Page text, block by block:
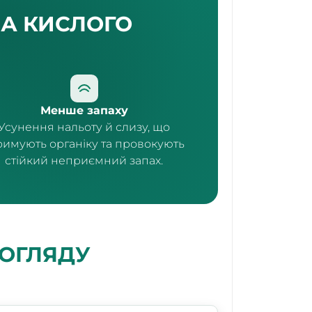
КИСЛОГО
Менше запаху
нальоту й слизу, що
органіку та провокують
стійкий неприємний запах.